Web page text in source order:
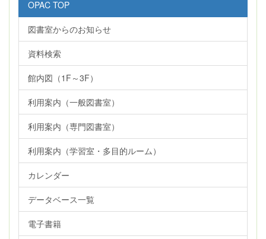
OPAC TOP
図書室からのお知らせ
資料検索
館内図（1F～3F）
利用案内（一般図書室）
利用案内（専門図書室）
利用案内（学習室・多目的ルーム）
カレンダー
データベース一覧
電子書籍